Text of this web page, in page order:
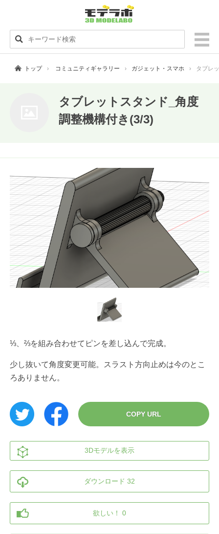
トップ コミュニティギャラリー ガジェット・スマホ タブレ
タブレットスタンド_角度
調整機構付き(3/3)
⅓、⅔を組み合わせてピンを差し込んで完成。
少し抜いて角度変更可能。スラスト方向止めは今のとこ
ろありません。
COPY URL
3Dモデルを表示
ダウンロード 32
欲しい！ 0